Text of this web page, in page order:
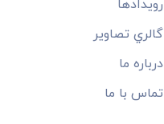
رويدادها
گالري تصاوير
درباره ما
تماس با ما